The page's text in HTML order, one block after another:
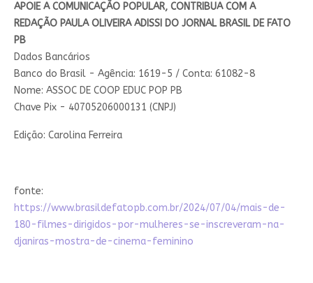
APOIE A COMUNICAÇÃO POPULAR, CONTRIBUA COM A
REDAÇÃO PAULA OLIVEIRA ADISSI DO JORNAL BRASIL DE FATO
PB
Dados Bancários
Banco do Brasil - Agência: 1619-5 / Conta: 61082-8
Nome: ASSOC DE COOP EDUC POP PB
Chave Pix - 40705206000131 (CNPJ)
Edição: Carolina Ferreira
fonte:
https://www.brasildefatopb.com.br/2024/07/04/mais-de-
180-filmes-dirigidos-por-mulheres-se-inscreveram-na-
djaniras-mostra-de-cinema-feminino